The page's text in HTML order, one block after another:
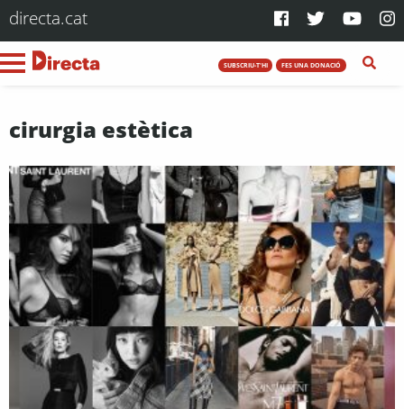
directa.cat
SUBSCRIU-T'HI FES UNA DONACIÓ
cirurgia estètica